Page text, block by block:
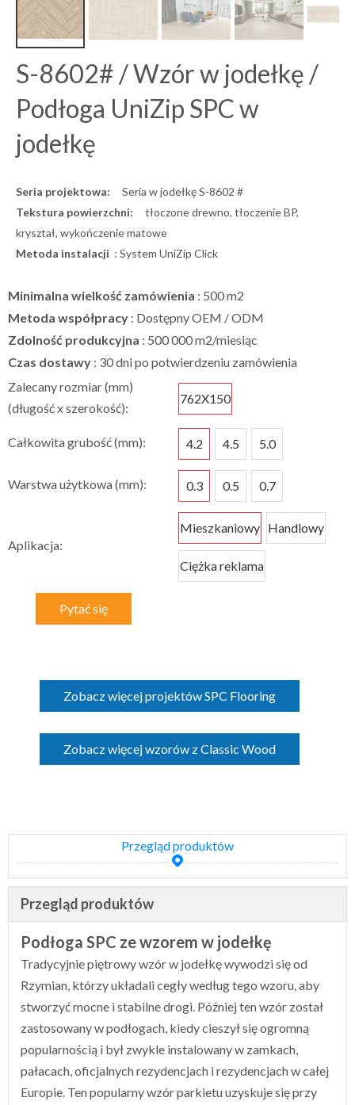
S-8602# / Wzór w jodełkę /
Podłoga UniZip SPC w
jodełkę
Seria projektowa:
Seria w jodełkę S-8602 #
Tekstura powierzchni:
tłoczone drewno, tłoczenie BP,
kryształ, wykończenie matowe
Metoda instalacji : System UniZip Click
Minimalna wielkość zamówienia : 500 m2
Metoda współpracy : Dostępny OEM / ODM
Zdolność produkcyjna : 500 000 m2/miesiąc
Czas dostawy : 30 dni po potwierdzeniu zamówienia
Zalecany rozmiar (mm)
(długość x szerokość):
762X150
Całkowita grubość (mm): 4.2 4.5 5.0
Warstwa użytkowa (mm): 0.3 0.5 0.7
Aplikacja:
Mieszkaniowy Handlowy
Ciężka reklama
Pytać się
Zobacz więcej projektów SPC Flooring
Zobacz więcej wzorów z Classic Wood
Przegląd produktów
Przegląd produktów
Podłoga SPC ze wzorem w jodełkę
Tradycyjnie piętrowy wzór w jodełkę wywodzi się od
Rzymian, którzy układali cegły według tego wzoru, aby
stworzyć mocne i stabilne drogi. Później ten wzór został
zastosowany w podłogach, kiedy cieszył się ogromną
popularnością i był zwykle instalowany w zamkach,
pałacach, oficjalnych rezydencjach i rezydencjach w całej
Europie. Ten popularny wzór parkietu uzyskuje się przy